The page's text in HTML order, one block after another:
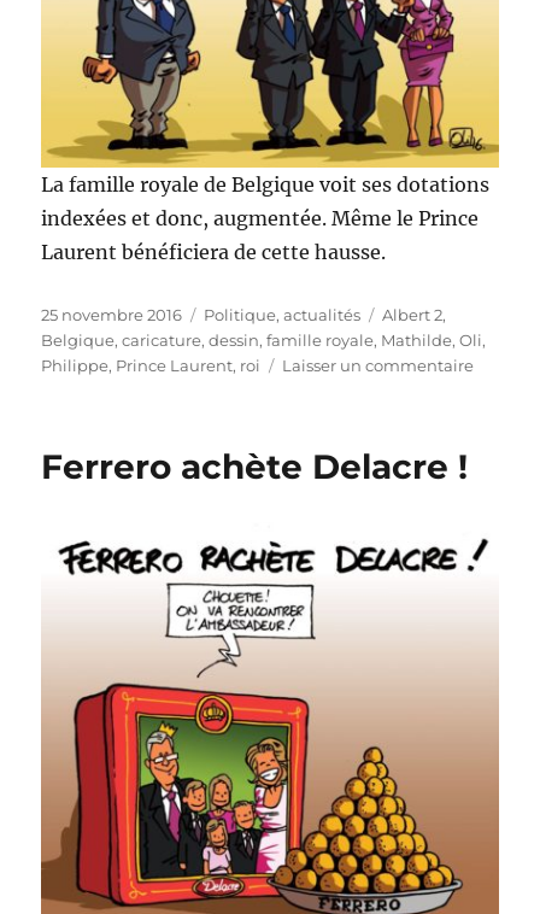
La famille royale de Belgique voit ses dotations
indexées et donc, augmentée. Même le Prince
Laurent bénéficiera de cette hausse.
Publié
le
25 novembre 2016 Catégories
Politique, actualités Étiquettes
Albert 2,
Belgique,caricature,dessin,famille royale, Mathilde,Oli,
Philippe, Prince Laurent, roi Laisser un commentairesur
Ferrero achète Delacre !